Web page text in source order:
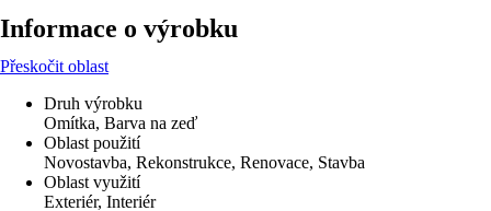
Informace o výrobku
Přeskočit oblast
Druh výrobku
Omítka, Barva na zeď
Oblast použití
Novostavba, Rekonstrukce, Renovace, Stavba
Oblast využití
Exteriér, Interiér